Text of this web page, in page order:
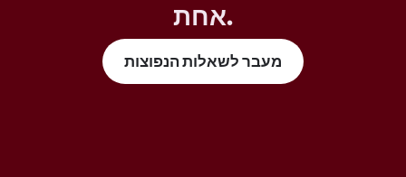
אחת.
מעבר לשאלות הנפוצות